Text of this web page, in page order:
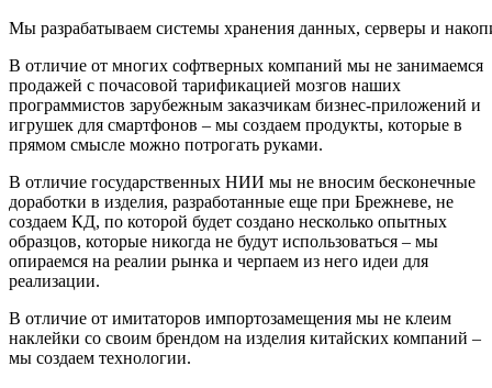
Мы разрабатываем системы хранения данных, серверы и
В отличие от многих софтверных компаний мы не занимаемся
продажей с почасовой тарификацией мозгов наших
программистов зарубежным заказчикам бизнес-приложений и
игрушек для смартфонов – мы создаем продукты, которые в
прямом смысле можно потрогать руками.
В отличие государственных НИИ мы не вносим бесконечные
доработки в изделия, разработанные еще при Брежневе, не
создаем КД, по которой будет создано несколько опытных
образцов, которые никогда не будут использоваться – мы
опираемся на реалии рынка и черпаем из него идеи для
реализации.
В отличие от имитаторов импортозамещения мы не клеим
наклейки со своим брендом на изделия китайских компаний –
мы создаем технологии.